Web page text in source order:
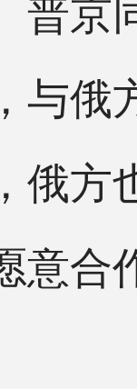
与俄
俄方
意合